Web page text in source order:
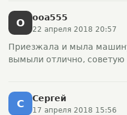
O ooa555
22 апреля 2018 20:57
Приезжала и мыла
вымыли отлично, советую
С Сергей
17 апреля 2018 15:56